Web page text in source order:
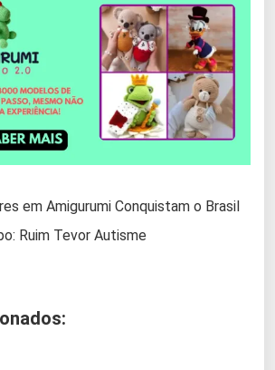
em Amigurumi Conquistam o Brasil
Ruim Tevor Autisme